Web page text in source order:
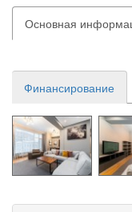
Основная
Финансирование